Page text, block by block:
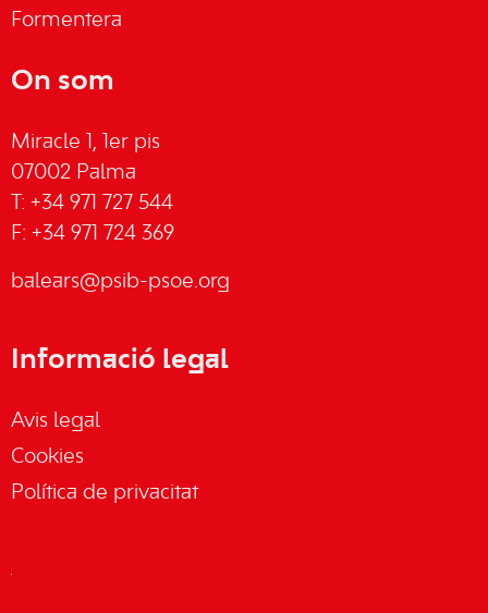
Formentera
On som
Miracle 1, 1er pis
07002 Palma
T: +34 971 727 544
F: +34 971 724 369
balears@psib-psoe.org
Informació legal
Avis legal
Cookies
Política de privacitat